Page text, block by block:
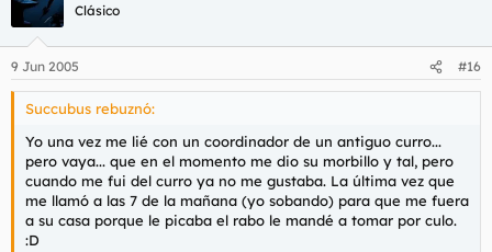
Clásico
9 Jun 2005 #16
Succubus rebuznó:
Yo una vez me lié con un coordinador de un antiguo curro...
pero vaya... que en el momento me dio su morbillo y tal, pero
cuando me fui del curro ya no me gustaba. La última vez que
me llamó a las 7 de la mañana (yo sobando) para que me fuera
a su casa porque le picaba el rabo le mandé a tomar por culo.
:D